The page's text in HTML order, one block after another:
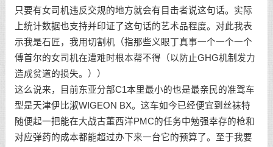
只要有女司机违反交规的地方就会有目击者说这句话。实际
上统计数据也支持并印证了这句话的艺术品程度。对此我表
示我是石匠，我用切割机（指那些义眼丁真事一个一个一个
傅首尔的女司机在遭难时根本帮不得（以防止GHG机制发力
造成贫道的损失。））
这么说来，目前东亚分部C1本里最小的也是最亲民的准驾车
型是天津伊比淑WIGEON BX。这车如今已经便宜到丝袜特
随便起一把能在大战古董西洋PMC的任务中勉强幸存的枪和
对应弹药的成本都能超过办下来一台它的预算了。至于我要